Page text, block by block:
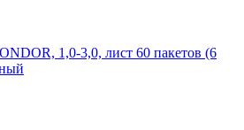
1,0-3,0, лист 60 пакетов (6